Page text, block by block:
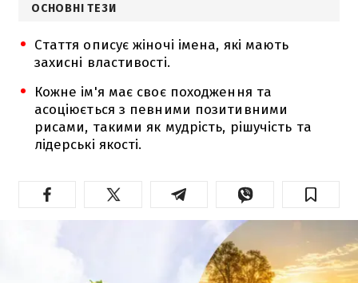
ОСНОВНІ ТЕЗИ
Стаття описує жіночі імена, які мають
захисні властивості.
Кожне ім'я має своє походження та
асоціюється з певними позитивними
рисами, такими як мудрість, рішучість та
лідерські якості.